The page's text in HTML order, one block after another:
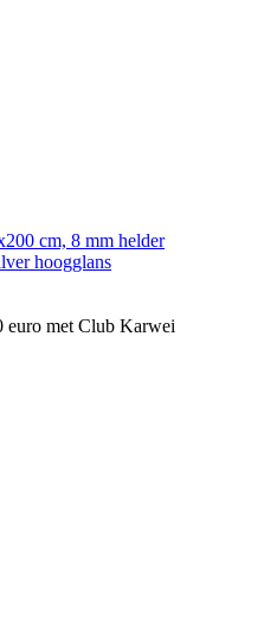
cm, 8 mm helder
hoogglans
euro met Club Karwei